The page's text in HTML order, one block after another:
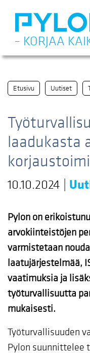
sisältöön
– KORJAA
Etusivu Uutiset
laadukasta
10.10.2024
Pylon on
arvokiinteistöjen
varmistetaan
laatujärjestelmää,
vaatimuksia ja
työturvallisuutta
mukaisesti.
Työturvallisuuden
Pylon suunnittelee